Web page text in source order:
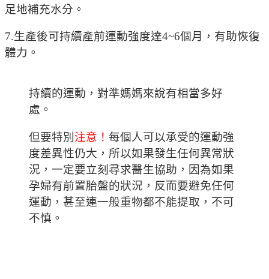
足地補充水分。
7.生產後可持續產前運動強度達4~6個月，有助恢復
體力。
持續的運動，對準媽媽來說有相當多好
處。
但要特別 注意！ 每個人可以承受的運動強
度差異性仍大，所以如果發生任何異常狀
況，一定要立刻尋求醫生協助，因為如果
孕婦有前置胎盤的狀況，反而要避免任何
運動，甚至連一般重物都不能提取，不可
不慎。